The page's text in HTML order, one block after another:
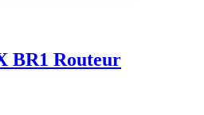
BR1 Routeur